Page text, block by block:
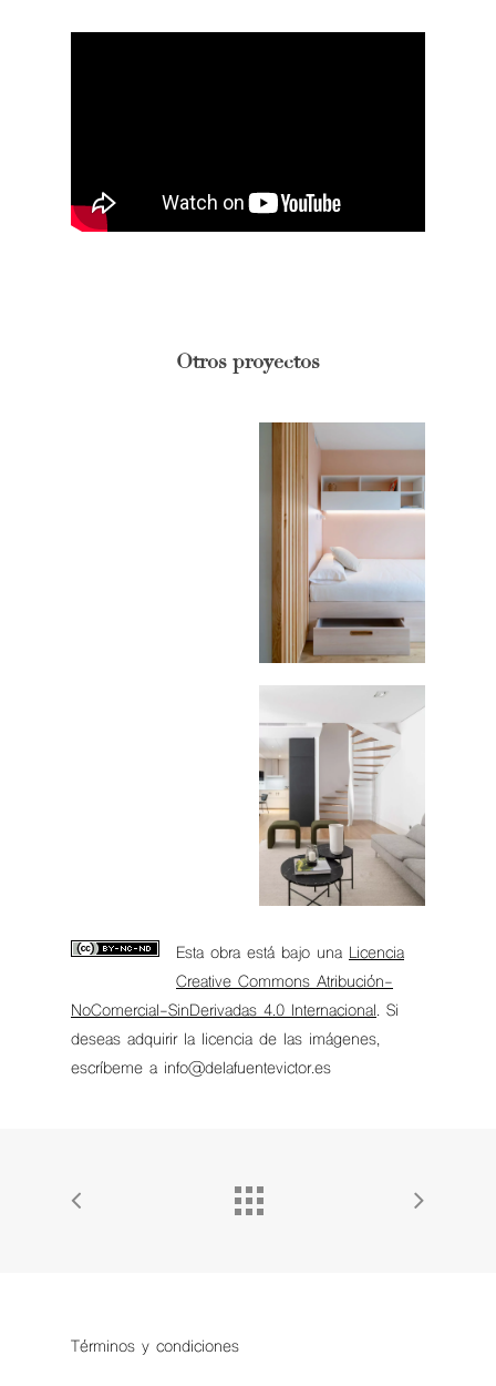
Otros proyectos
Esta obra está bajo una Licencia
Creative Commons Atribución-
NoComercial-SinDerivadas 4.0 Internacional. Si
deseas adquirir la licencia de las imágenes,
escríbeme a info@delafuentevictor.es
Términos y condiciones